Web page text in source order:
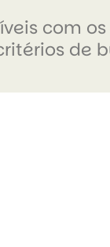
com
de